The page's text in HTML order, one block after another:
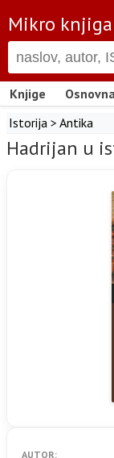
Mikro knjiga
Knjige
Istorija > Antika
Hadrijan u
AUTOR: